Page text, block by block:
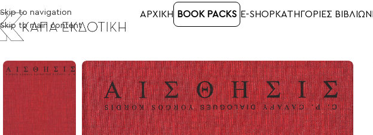
Skip to navigation
Skip to main content
ΑΡΧΙΚΉ BOOK PACKS E-SHOP ΚΑΤΗΓΟΡΙΕΣ ΒΙΒΛΙΩΝ